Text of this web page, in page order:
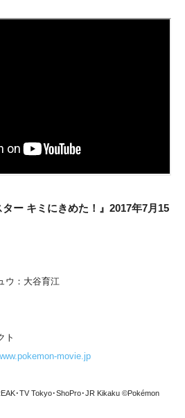
ター キミにきめた！』2017年7月15
ウ：大谷育江
ト
movie.jp
･TV Tokyo･ShoPro･JR Kikaku ©Pokémon